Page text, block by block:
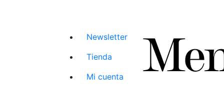
Newsletter
Tienda
Mi cuenta